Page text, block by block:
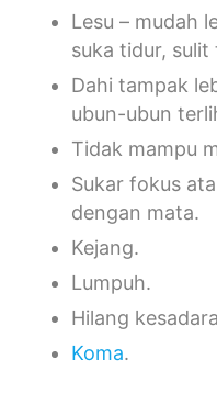
Lesu – mudah
suka tidur, sulit
Dahi tampak
ubun-ubun
Tidak mampu
Sukar fokus
dengan mata.
Kejang.
Lumpuh.
Hilang
Koma.